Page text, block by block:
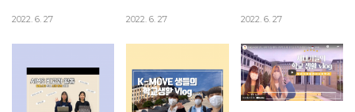
2022. 6. 27 2022. 6. 27 2022. 6. 27